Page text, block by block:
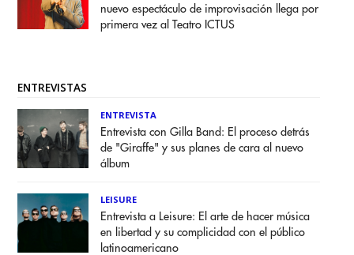
nuevo espectáculo de improvisación llega por
primera vez al Teatro ICTUS
ENTREVISTAS
ENTREVISTA
Entrevista con Gilla Band: El proceso detrás
de "Giraffe" y sus planes de cara al nuevo
álbum
LEISURE
Entrevista a Leisure: El arte de hacer música
en libertad y su complicidad con el público
latinoamericano